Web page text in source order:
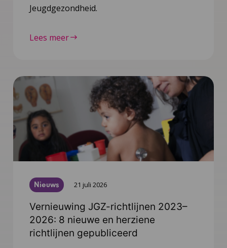
Jeugdgezondheid.
Lees meer
Nieuws 21 juli 2026
Vernieuwing JGZ-richtlijnen 2023–
2026: 8 nieuwe en herziene
richtlijnen gepubliceerd